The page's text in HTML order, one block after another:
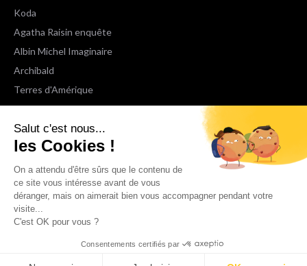
Salut c'est nous...
les Cookies !
On a attendu d'être sûrs que le contenu de
ce site vous intéresse avant de vous
déranger, mais on aimerait bien vous accompagner pendant votre
visite...
C'est OK pour vous ?
Consentements certifiés par
Koda
Agatha Raisin enquête
Albin Michel Imaginaire
Archibald
Terres d'Amérique
Espaces Libres Poche
NOX
Wiz
Voir toutes les collections
Nous suivre